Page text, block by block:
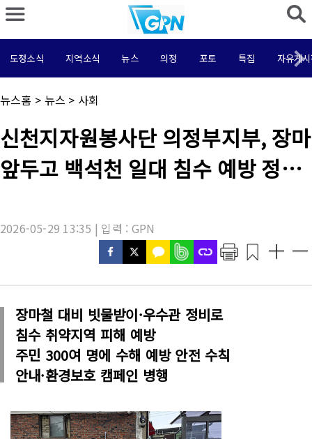
도정소식 지역소식 뉴스 의정 포토 특집 자유게
채
널
뉴스홈 > 뉴스 > 사회
기
사
목
신천지자원봉사단 의정부지부, 장마
앞두고 백석천 일대 침수 예방 정비
2026-05-29 13:35 | 입력 : GPN
장마철 대비 빗물받이·우수관 정비로
침수 취약지역 피해 예방
주민 300여 명에 수해 예방 안전 수칙
안내·환경보호 캠페인 병행